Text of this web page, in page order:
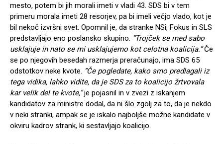
mesto, potem bi jih morali imeti v vladi 43. SDS bi v tem
primeru morala imeti 28 resorjev, pa bi imeli večjo vlado, kot je
bil nekoč izvršni svet. Opomnil je, da stranke NSi, Fokus in SLS
predstavljajo eno poslansko skupino. “Trojček se med sabo
usklajuje in nato se mi usklajujemo kot celotna koalicija.”Če
se po njegovih besedah razmerja preračunajo, ima SDS 65
odstotkov neke kvote. “Če pogledate, kako smo predlagali iz
tega vidika, lahko vidite, da je SDS za to koalicijo žrtvovala
kar velik del te kvote,”je pojasnil in v zvezi z iskanjem
kandidatov za ministre dodal, da ni šlo zgolj za to, da je nekdo
v neki stranki, ampak se je iskalo najboljše možne kandidate v
okviru kadrov strank, ki sestavljajo koalicijo.